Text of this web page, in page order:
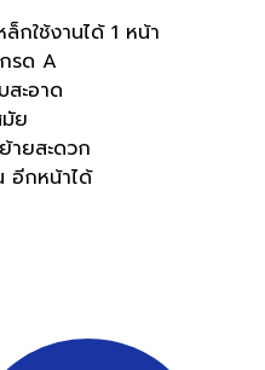
กใช้งานได้ 1 หน้า
รด A
ะอาด
ย
ายสะดวก
อีกหน้าได้